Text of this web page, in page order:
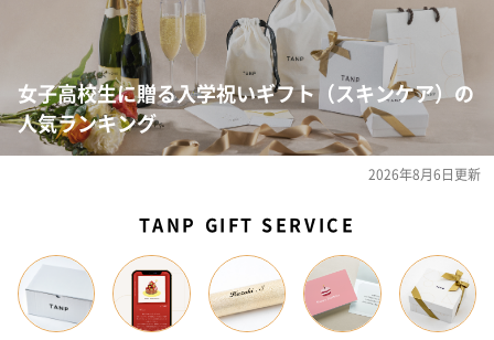
女子高校生に贈る入学祝いギフト（スキンケア）の
人気ランキング
2026年8月6日更新
TANP GIFT SERVICE